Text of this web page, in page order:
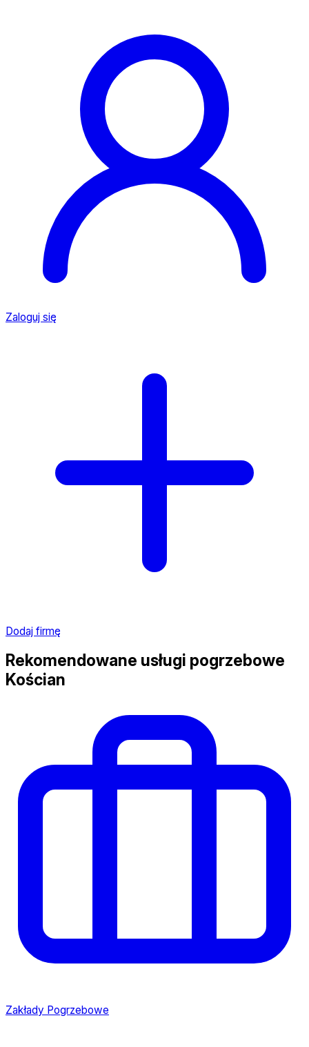
Zaloguj się
Dodaj firmę
Rekomendowane usługi pogrzebowe
Kościan
Zakłady Pogrzebowe